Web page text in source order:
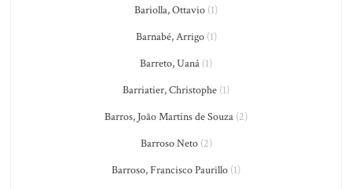
Bariolla, Ottavio (1)
Barnabé, Arrigo(1)
Barreto, Uaná (1)
Barriatier, Christophe (1)
Barros, João Martins de Souza (2)
Barroso Neto(2)
Barroso, Francisco Paurillo (1)